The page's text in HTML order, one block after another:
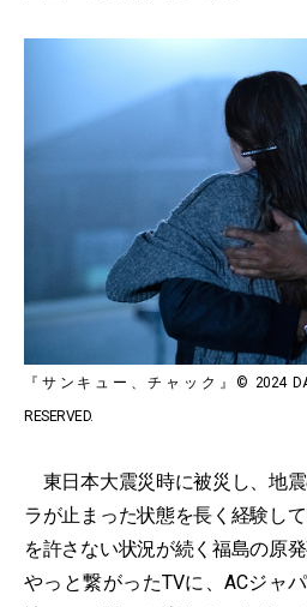
『サンキュー、チャック』© 2024
RESERVED.
東日本大震災時に被災し、地
ラが止まった状態を長く経験し
を許さない状況が続く福島の原
やっと繋がったTVに、ACジャ